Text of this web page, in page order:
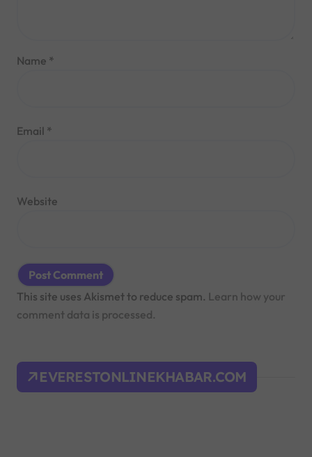
Name *
Email *
Website
This site uses Akismet to reduce spam. Learn how your
comment data is processed.
EVERESTONLINEKHABAR.COM